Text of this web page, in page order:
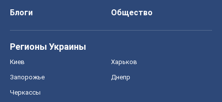
Блоги
Общество
Регионы Украины
Киев Харьков
Запорожье Днепр
Черкассы